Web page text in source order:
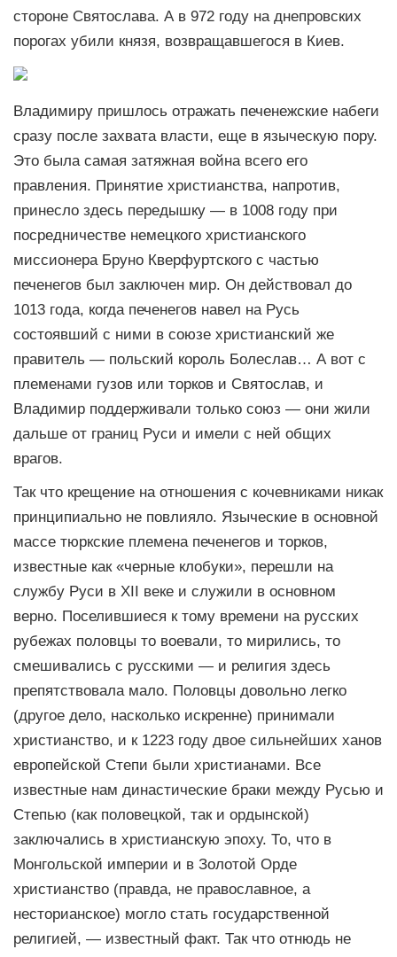
стороне Святослава. А в 972 году на днепровских
порогах убили князя, возвращавшегося в Киев.
Владимиру пришлось отражать печенежские набеги
сразу после захвата власти, еще в языческую пору.
Это была самая затяжная война всего его
правления. Принятие христианства, напротив,
принесло здесь передышку — в 1008 году при
посредничестве немецкого христианского
миссионера Бруно Кверфуртского с частью
печенегов был заключен мир. Он действовал до
1013 года, когда печенегов навел на Русь
состоявший с ними в союзе христианский же
правитель — польский король Болеслав… А вот с
племенами гузов или торков и Святослав, и
Владимир поддерживали только союз — они жили
дальше от границ Руси и имели с ней общих
врагов.
Так что крещение на отношения с кочевниками никак
принципиально не повлияло. Языческие в основной
массе тюркские племена печенегов и торков,
известные как «черные клобуки», перешли на
службу Руси в XII веке и служили в основном
верно. Поселившиеся к тому времени на русских
рубежах половцы то воевали, то мирились, то
смешивались с русскими — и религия здесь
препятствовала мало. Половцы довольно легко
(другое дело, насколько искренне) принимали
христианство, и к 1223 году двое сильнейших ханов
европейской Степи были христианами. Все
известные нам династические браки между Русью и
Степью (как половецкой, так и ордынской)
заключались в христианскую эпоху. То, что в
Монгольской империи и в Золотой Орде
христианство (правда, не православное, а
несторианское) могло стать государственной
религией, — известный факт. Так что отнюдь не